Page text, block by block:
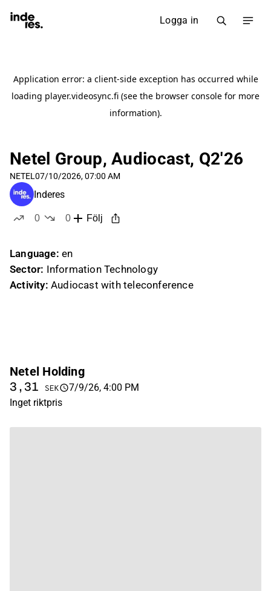
Logga in
Netel Group, Audiocast, Q2'26
NETEL 07/10/2026, 07:00 AM
Inderes
0
0
Följ
Language: en
Sector: Information Technology
Activity: Audiocast with teleconference
Netel Holding
3,31 SEK
7/9/26, 4:00 PM
Inget riktpris